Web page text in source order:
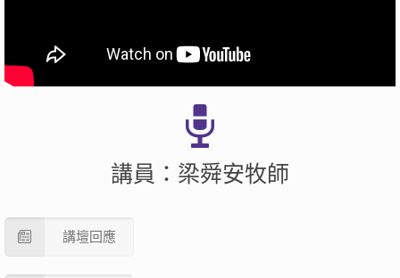
講員：梁舜安牧師
講壇回應